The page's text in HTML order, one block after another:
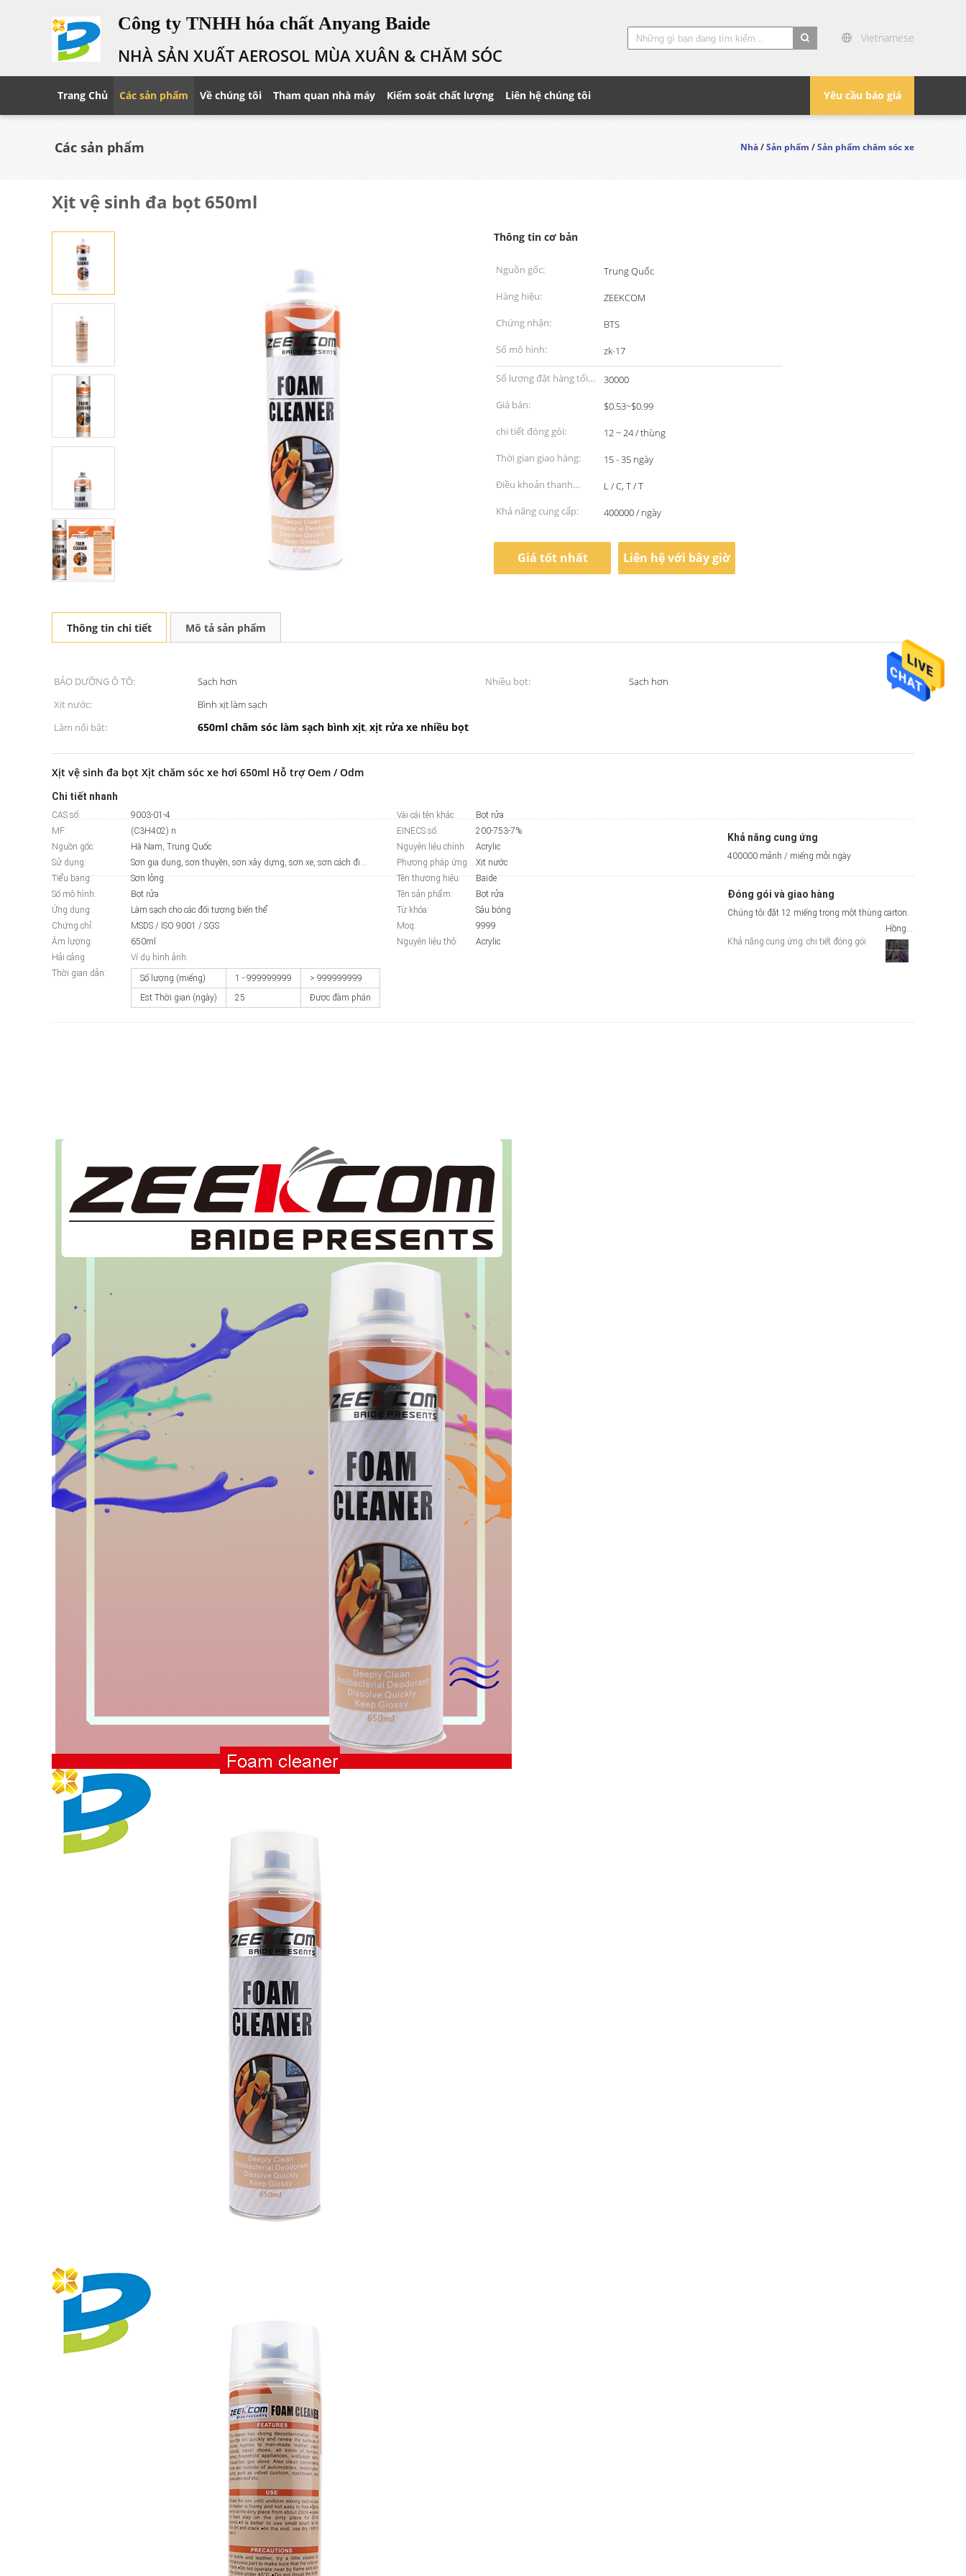
Công ty TNHH hóa chất Anyang Baide
NHÀ SẢN XUẤT AEROSOL MÙA XUÂN & CHĂM SÓC
Vietnamese
Yêu cầu báo giá
Trang Chủ Các sản phẩm Về chúng tôi Tham quan nhà máy Kiểm soát chất lượng Liên hệ chúng tôi
Các sản phẩm Nhà/Sản phẩm/Sản phẩm chăm sóc xe
Xịt vệ sinh đa bọt 650ml
Thông tin cơ bản
Nguồn gốc:
Trung Quốc
Hàng hiệu:
ZEEKCOM
Chứng nhận:
BTS
Số mô hình:
zk-17
Số lượng đặt hàng tối
thiểu:
30000
Giá bán:
$0.53~$0.99
chi tiết đóng gói:
12 ~ 24 / thùng
Thời gian giao hàng:
15 - 35 ngày
Điều khoản thanh
toán:
L / C, T / T
Khả năng cung cấp:
400000 / ngày
Giá tốt nhất Liên hệ với bây giờ
Thông tin chi tiết Mô tả sản phẩm
BẢO DƯỠNG Ô TÔ: Sạch hơn Nhiều bọt:
Sạch hơn
Xịt nước:
Bình xịt làm sạch
Làm nổi bật:
650ml chăm sóc làm sạch bình xịt, xịt rửa xe nhiều bọt
Xịt vệ sinh đa bọt Xịt chăm sóc xe hơi 650ml Hỗ trợ Oem / Odm
Chi tiết nhanh
CAS số: 9003-01-4 Vài cái tên khác:
Bọt rửa
MF:
(C3H402) n EINECS số:
200-753-7%
Nguồn gốc:
Hà Nam, Trung Quốc Nguyên liệu chính:
Acrylic
Sử dụng:
Sơn gia dụng, sơn thuyền, sơn xây dựng, sơn xe, sơn cách điện, sơn nội thất, sơn giấy, sơn nhựa, sơn vạch đường, sơn cao su Phương pháp ứng dụng:Xịt nước
Tiểu bang:
Sơn lỏng Tên thương hiệu:
Baide
Số mô hình:
Bọt rửa Tên sản phẩm:
Bọt rửa
Ứng dụng:
Làm sạch cho các đối tượng biến thể Từ khóa:
Sâu bóng
Chứng chỉ:
MSDS / ISO 9001 / SGS Moq:
9999
Âm lượng:
650ml Nguyên liệu thô: Acrylic
Khả năng cung ứng
Khả năng cung ứng:
400000 mảnh / miếng mỗi ngày
Đóng gói và giao hàng
chi tiết đóng gói
Chúng tôi đặt 12 miếng trong một thùng carton.
Hải cảng
Hồng Kông bảo vệ
Ví dụ hình ảnh:
Thời gian dẫn:
Số lượng (miếng) 1 - 999999999
> 999999999
Est.Thời gian (ngày)
25 Được đàm phán